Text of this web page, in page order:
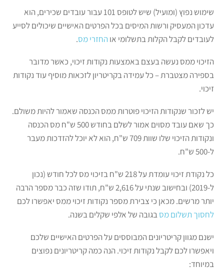
שימוש נפוץ (ומועיל) שיש לטופס 101 עבור עובדים שכירים, הוא
עדכון המעסיק ורשות המיסים בכל הפרטים האישיים שיכולים לסייע
לעובדים לקבל הקלות בתשלומי אוהחזרי מס.
הזיכוי ממס נעשה בעצם באמצעות נקודות זיכוי, כאשר מדובר
בספירה מצטברת – כל עמידה בקריטריון לזכאות מוסיף עוד נקודות
זיכוי.
יש לזכור שנקודות הזיכוי פוטרות ממס הכנסה שאמור להיות משולם.
כך שאם עובד מסוים אמור לשלם בחודש 500 ש"ח מס הכנסה
ונקודות הזיכוי שלו שוות 709 ש"ח, הוא לא יוכל להזדכות מעבר
ל-500 ש"ח.
כל נקודת זיכוי עומדת על 218 ש"ח בזיכוי מס לכל חודש (נכון
ל-2019) ובחישוב שנתי על 2,616 ש"ח, תודו שזה כבר מספר הרבה
יותר מרשים. מכאן כי צבירת מספר נקודות זיכוי ממס יאפשרו לכם
לחסוך תשלום מסבגובה של אלפי שקלים בשנה.
ישנם מגוון קריטריונים המבוססים על הפרטים האישיים שלכם
ויאפשרו לכם לקבל נקודות זיכוי. הנה כמה קריטריונים נפוצים
במיוחד: